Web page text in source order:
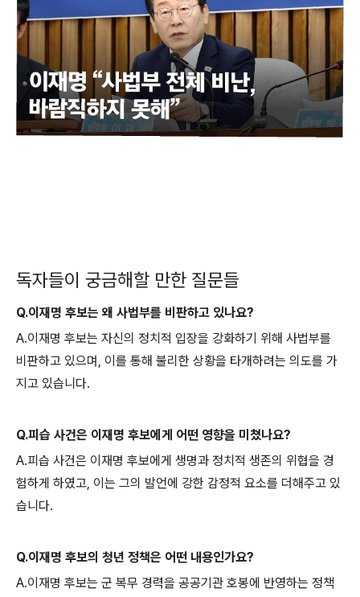
독자들이 궁금해할 만한 질문들
Q.이재명 후보는 왜 사법부를 비판하고 있나요?
A.이재명 후보는 자신의 정치적 입장을 강화하기 위해 사법부를
비판하고 있으며, 이를 통해 불리한 상황을 타개하려는 의도를 가
지고 있습니다.
Q.피습 사건은 이재명 후보에게 어떤 영향을 미쳤나요?
A.피습 사건은 이재명 후보에게 생명과 정치적 생존의 위협을 경
험하게 하였고, 이는 그의 발언에 강한 감정적 요소를 더해주고 있
습니다.
Q.이재명 후보의 청년 정책은 어떤 내용인가요?
A.이재명 후보는 군 복무 경력을 공공기관 호봉에 반영하는 정책